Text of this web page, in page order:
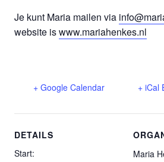
Je kunt Maria mailen via
website iswww.mariahenkes.nl
+ Google Calendar + iCal
DETAILS
Start:
Maria